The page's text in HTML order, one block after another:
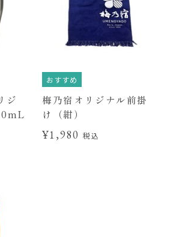
ジ
おすすめ
梅乃宿オリジナル前掛
け（紺）
¥1,980 税込